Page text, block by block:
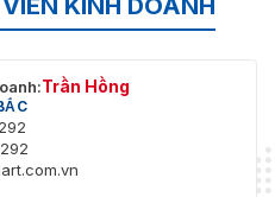
KINH DOANH
Trần Hồng